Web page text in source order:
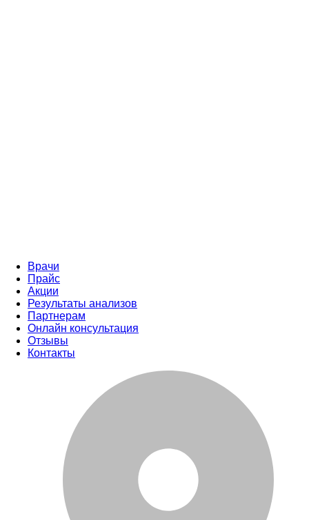
Врачи
Прайс
Акции
Результаты анализов
Партнерам
Онлайн консультация
Отзывы
Контакты